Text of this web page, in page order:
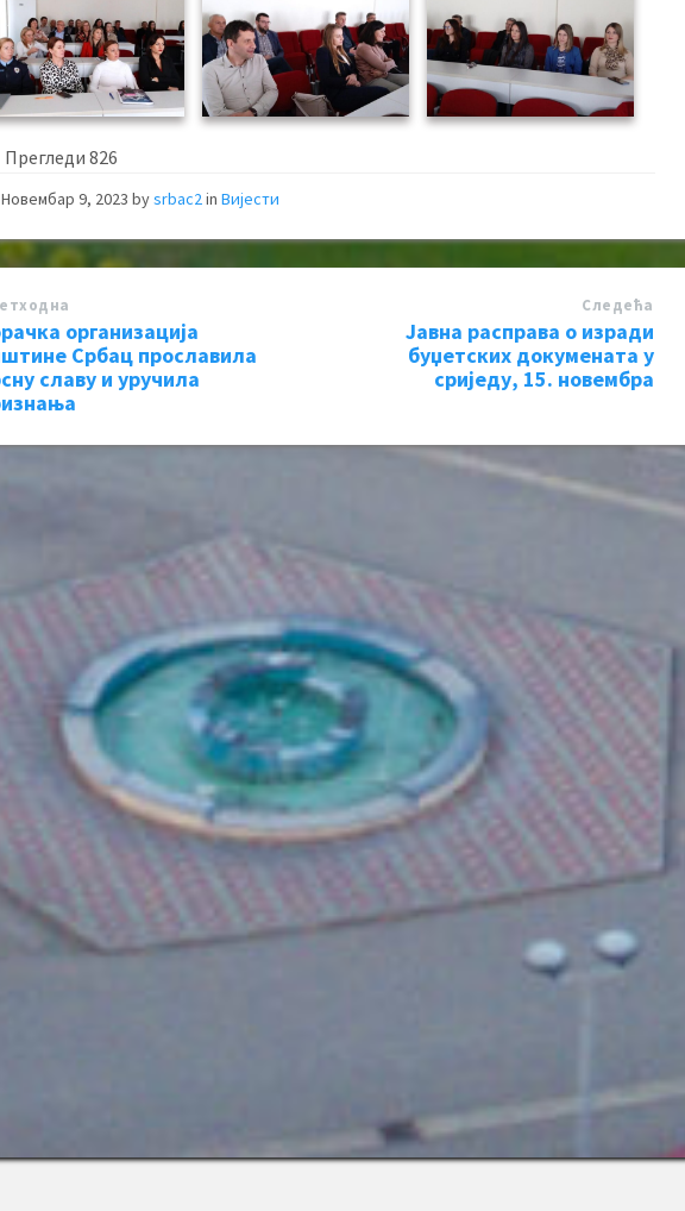
Прегледи 826
Новембар 9, 2023 bysrbac2 in Вијести
организација
Србац прославила
славу и уручила
Следећa
Јавна расправа о изради
буџетских докумената у
сриједу, 15. новембра